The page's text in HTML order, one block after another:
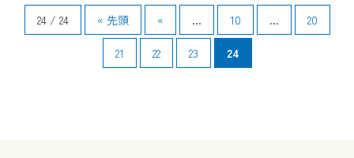
24 / 24 « 先頭 « ... 10 ... 20
21 22 23 24